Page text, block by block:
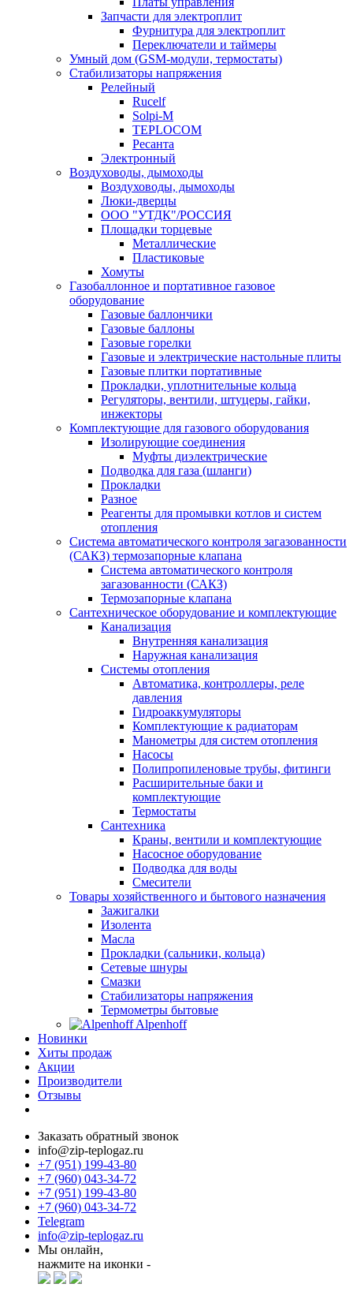
Запчасти для электроплит
Фурнитура для электроплит
Переключатели и таймеры
Умный дом (GSM-модули, термостаты)
Cтабилизаторы напряжения
Релейный
Rucelf
Solpi-M
TEPLOCOM
Ресанта
Электронный
Воздуховоды, дымоходы
Воздуховоды, дымоходы
Люки-дверцы
ООО "УТДК"/РОССИЯ
Площадки торцевые
Металлические
Пластиковые
Хомуты
Газобаллонное и портативное газовое
оборудование
Газовые баллончики
Газовые баллоны
Газовые горелки
Газовые и электрические настольные плиты
Газовые плитки портативные
Прокладки, уплотнительные кольца
Регуляторы, вентили, штуцеры, гайки,
инжекторы
Комплектующие для газового оборудования
Изолирующие соединения
Муфты диэлектрические
Подводка для газа (шланги)
Прокладки
Разное
Реагенты для промывки котлов и систем
отопления
Система автоматического контроля загазованности
(САКЗ) термозапорные клапана
Система автоматического контроля
загазованности (САКЗ)
Термозапорные клапана
Сантехническое оборудование и комплектующие
Канализация
Внутренняя канализация
Наружная канализация
Системы отопления
Автоматика, контроллеры, реле
давления
Гидроаккумуляторы
Комплектующие к радиаторам
Манометры для систем отопления
Насосы
Полипропиленовые трубы, фитинги
Расширительные баки и
комплектующие
Термостаты
Сантехника
Краны, вентили и комплектующие
Насосное оборудование
Подводка для воды
Смесители
Товары хозяйственного и бытового назначения
Зажигалки
Изолента
Масла
Прокладки (сальники, кольца)
Сетевые шнуры
Смазки
Стабилизаторы напряжения
Термометры бытовые
Alpenhoff
Новинки
Хиты продаж
Акции
Производители
Отзывы
Заказать обратный звонок
info@zip-teplogaz.ru
+7 (951) 199-43-80
+7 (960) 043-34-72
+7 (951) 199-43-80
+7 (960) 043-34-72
Telegram
info@zip-teplogaz.ru
Мы онлайн,
нажмите на иконки -